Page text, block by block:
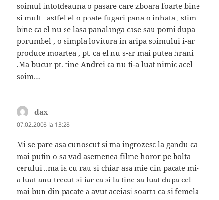
soimul intotdeauna o pasare care zboara foarte bine
si mult , astfel el o poate fugari pana o inhata , stim
bine ca el nu se lasa panalanga case sau pomi dupa
porumbel , o simpla lovitura in aripa soimului i-ar
produce moartea , pt. ca el nu s-ar mai putea hrani
.Ma bucur pt. tine Andrei ca nu ti-a luat nimic acel
soim…
dax
07.02.2008 la 13:28
Mi se pare asa cunoscut si ma ingrozesc la gandu ca
mai putin o sa vad asemenea filme horor pe bolta
cerului ..ma ia cu rau si chiar asa mie din pacate mi-
a luat anu trecut si iar ca si la tine sa luat dupa cel
mai bun din pacate a avut aceiasi soarta ca si femela